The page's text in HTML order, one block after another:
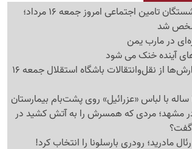
آخرین اخبار بازنشستگان تامین اجتماعی امروز جمعه 16 مرداد؛
شد
در مارب یمن
آینده خنک می شود
آخرین اخبار و گزارش‌ها از نقل‌وانتقالات باشگاه استقلال جمعه 16
مشهد؛ مردی که همسرش را به آتش کشید در
مادرید؛ رودری بارسلونا را انتخاب کرد!